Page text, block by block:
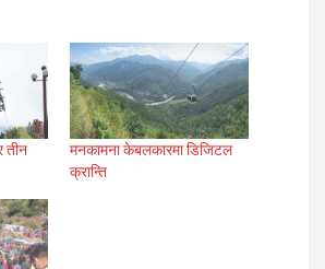
तीन
मनकामना केबलकारमा डिजिटल
क्रान्ति